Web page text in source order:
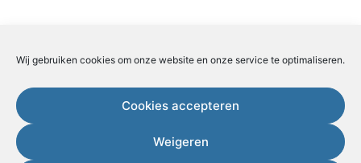
Wij gebruiken cookies om onze website en onze service te optimaliseren.
Cookies accepteren
Weigeren
Zoeken